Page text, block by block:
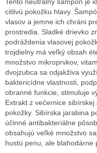
Tento neutrálny šampón je
citlivú pokožku hlavy.
vlasov a jemne ich chráni
prostredia. Sladké drievko
podráždenia vlasovej
trojdielny má veľký obsah
množstvo mikroprvkov,
dvojzubca sa odjakživa
baktericídne vlastnosti,
obranné funkcie, stimuluje
Extrakt z večernice
pokožky. Sibírska jarabina
účinné antibakteriálne
obsahujú veľké množstvo
hustú penu, ale blahodárne